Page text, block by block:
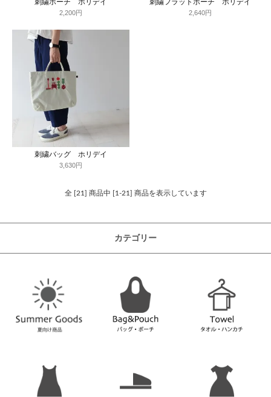
刺繍ポーチ ホリデイ
2,200円
刺繍フラットポーチ ホリデイ
2,640円
刺繍バッグ ホリデイ
3,630円
全 [21] 商品中 [1-21] 商品を表示しています
カテゴリー